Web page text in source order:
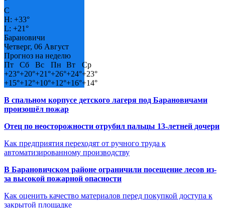
C
H: +33°
L: +21°
Барановичи
Четверг, 06 Август
Прогноз на неделю
Пт
Сб Вс Пн Вт
Ср
+23°+20°+21°+26°+24°+23°
+15°+12°+10°+12°+16°+14°
В спальном корпусе детского лагеря под Барановичами
произошёл пожар
Отец по неосторожности отрубил пальцы 13-летней дочери
Как предприятия переходят от ручного труда к
автоматизированному производству
В Барановичском районе ограничили посещение лесов из-
за высокой пожарной опасности
Как оценить качество материалов перед покупкой доступа к
закрытой площадке